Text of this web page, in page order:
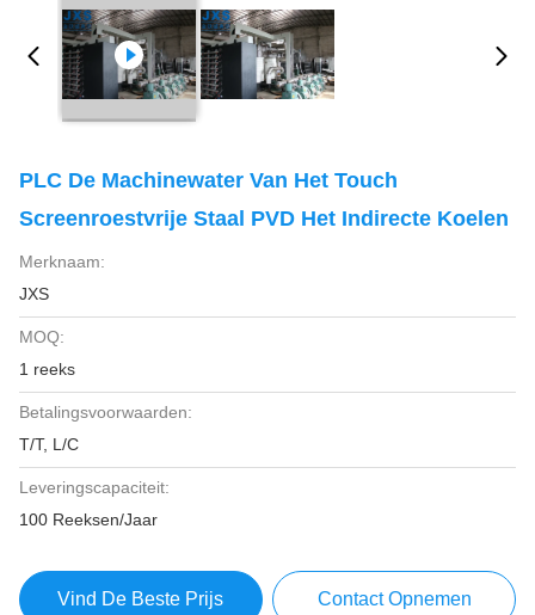
PLC De Machinewater Van Het Touch
Screenroestvrije Staal PVD Het Indirecte Koelen
Merknaam:
JXS
MOQ:
1 reeks
Betalingsvoorwaarden:
T/T, L/C
Leveringscapaciteit:
100 Reeksen/Jaar
Vind De Beste Prijs Contact Opnemen